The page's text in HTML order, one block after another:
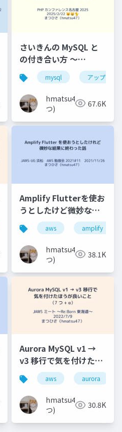
バージョンアップ 中国地方
さいきんの MySQL と
の付き合い方 〜
MySQL 8.0 より後の世
界へようこそ 〜
mysql アップグレ
hmatsu47(ま
つ)
67.6K
aws jaws-ug
Amplify Flutterを使お
うとしたけど微妙な結
果に終わった話
aws amplify
hmatsu47(ま
つ)
38.1K
jaws-ug
Aurora MySQL v1 →
v3 移行で気を付けたほ
うが良いこと（7 つ +
α）
aws aurora
hmatsu47(ま
つ)
30.8K